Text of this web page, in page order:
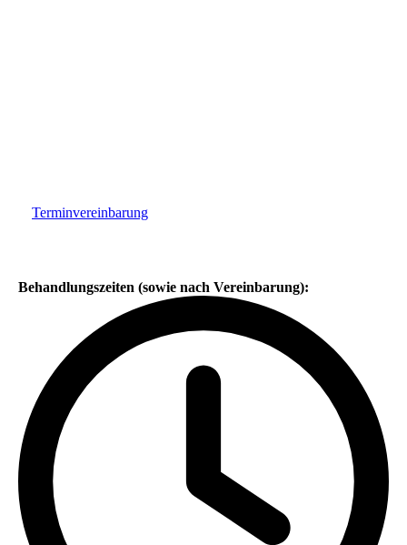
Terminvereinbarung
Behandlungszeiten (sowie nach Vereinbarung):